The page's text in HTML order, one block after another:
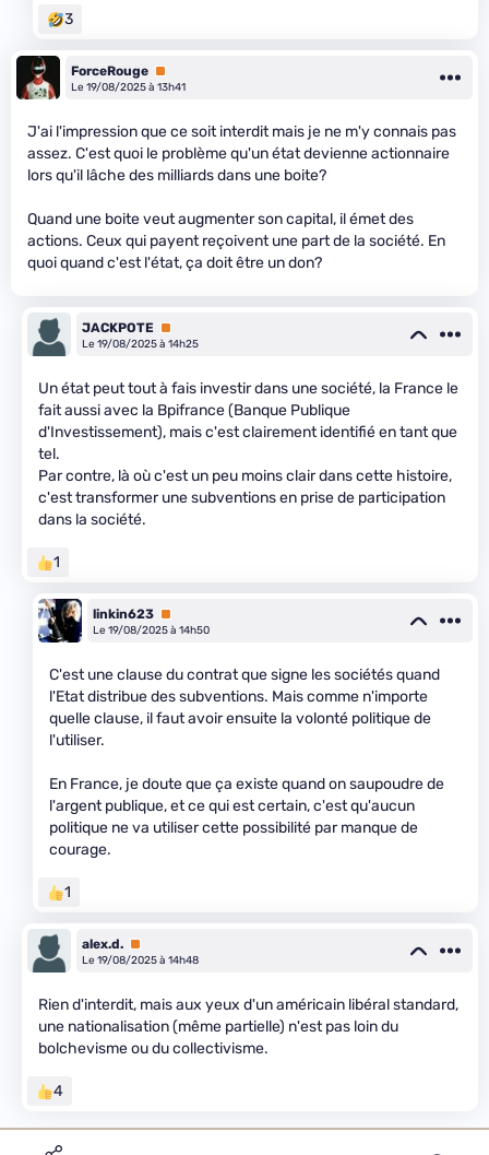
3
ForceRouge Premium
Le 19/08/2025 à 13h41
J'ai l'impression que ce soit interdit mais je ne m'y connais pas
assez. C'est quoi le problème qu'un état devienne actionnaire
lors qu'il lâche des milliards dans une boite?
Quand une boite veut augmenter son capital, il émet des
actions. Ceux qui payent reçoivent une part de la société. En
quoi quand c'est l'état, ça doit être un don?
JACKPOTE Premium
Le 19/08/2025 à 14h25
Un état peut tout à fais investir dans une société, la France le
fait aussi avec la Bpifrance (Banque Publique
d'Investissement), mais c'est clairement identifié en tant que
tel.
Par contre, là où c'est un peu moins clair dans cette histoire,
c'est transformer une subventions en prise de participation
dans la société.
1
linkin623 Premium
Le 19/08/2025 à 14h50
C'est une clause du contrat que signe les sociétés quand
l'Etat distribue des subventions. Mais comme n'importe
quelle clause, il faut avoir ensuite la volonté politique de
l'utiliser.
En France, je doute que ça existe quand on saupoudre de
l'argent publique, et ce qui est certain, c'est qu'aucun
politique ne va utiliser cette possibilité par manque de
courage.
1
alex.d. Premium
Le 19/08/2025 à 14h48
Rien d'interdit, mais aux yeux d'un américain libéral standard,
une nationalisation (même partielle) n'est pas loin du
bolchevisme ou du collectivisme.
4